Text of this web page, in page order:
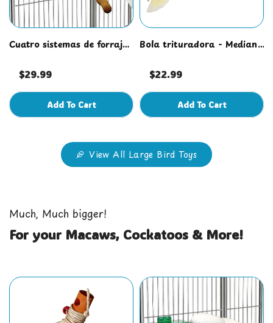
Cuatro sistemas de forrajeo
$29.99
Add To Cart
Bola trituradora - Mediana
$22.99
Add To Cart
View All Large Bird Toys
Much, Much bigger!
For your Macaws, Cockatoos & More!